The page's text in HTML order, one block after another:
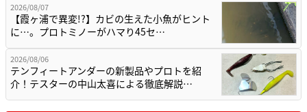
2026/08/07
【霞ヶ浦で異変!?】カビの生えた小魚がヒント
に…。プロトミノーがハマり45セ…
2026/08/06
テンフィートアンダーの新製品やプロトを紹
介！テスターの中山太喜による徹底解説…